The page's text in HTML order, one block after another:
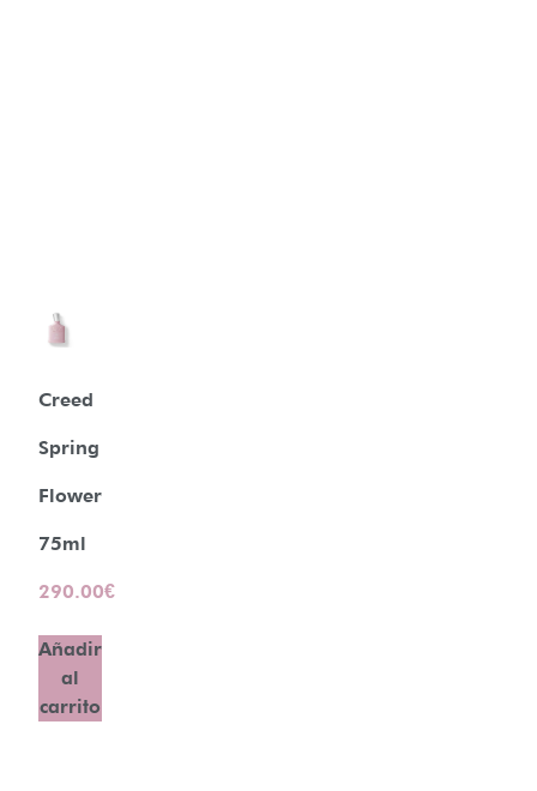
Creed
Spring
Flower
75ml
290.00€
Añadir
al
carrito